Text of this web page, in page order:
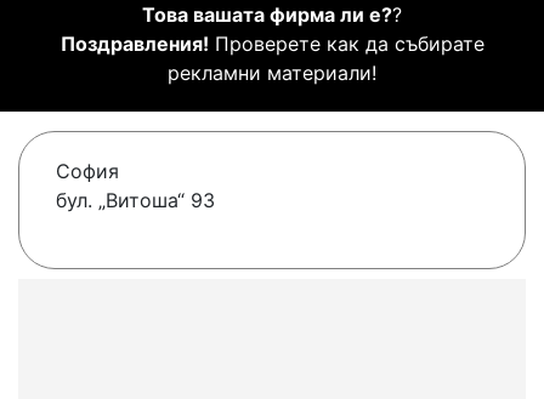
Това вашата фирма ли е??
Поздравления! Проверете как да събирате
рекламни материали!
София
бул. „Витоша“ 93